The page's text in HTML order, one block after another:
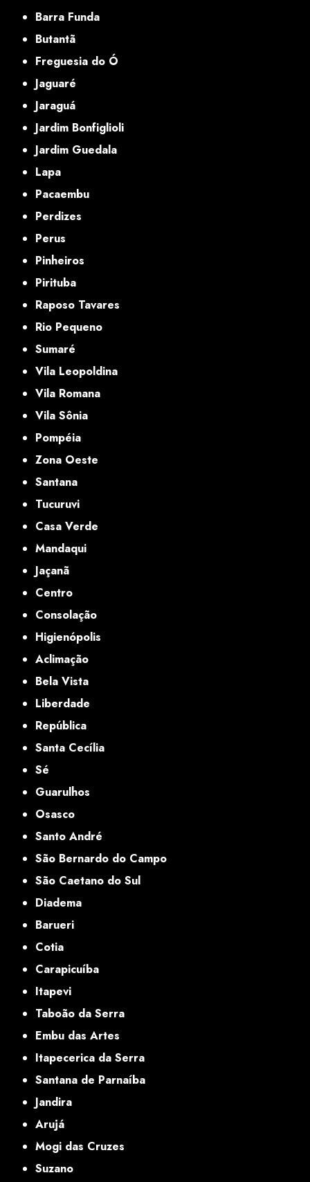
Barra Funda
Butantã
Freguesia do Ó
Jaguaré
Jaraguá
Jardim Bonfiglioli
Jardim Guedala
Lapa
Pacaembu
Perdizes
Perus
Pinheiros
Pirituba
Raposo Tavares
Rio Pequeno
Sumaré
Vila Leopoldina
Vila Romana
Vila Sônia
Pompéia
Zona Oeste
Santana
Tucuruvi
Casa Verde
Mandaqui
Jaçanã
Centro
Consolação
Higienópolis
Aclimação
Bela Vista
Liberdade
República
Santa Cecília
Sé
Guarulhos
Osasco
Santo André
São Bernardo do Campo
São Caetano do Sul
Diadema
Barueri
Cotia
Carapicuíba
Itapevi
Taboão da Serra
Embu das Artes
Itapecerica da Serra
Santana de Parnaíba
Jandira
Arujá
Mogi das Cruzes
Suzano